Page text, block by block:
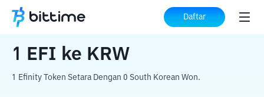
Daftar
Beranda Konverter Kripto ke KRW
1 EFI ke KRW
1 Efinity Token Setara Dengan 0 South Korean Won.